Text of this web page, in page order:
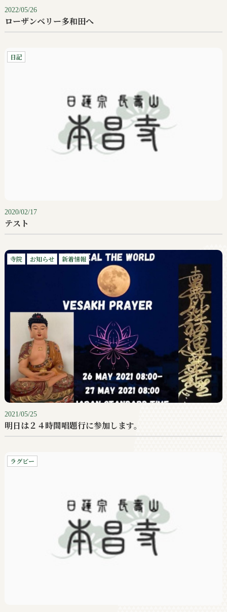
2022/05/26
ローザンベリー多和田へ
日記
2020/02/17
テスト
寺院 お知らせ 新着情報
2021/05/25
明日は２４時間唱題行に参加します。
ラグビー